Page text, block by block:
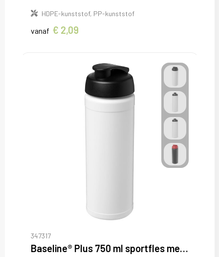
HDPE-kunststof, PP-kunststof
vanaf € 2,09
347317
Baseline® Plus 750 ml sportfles met flipcapdeksel